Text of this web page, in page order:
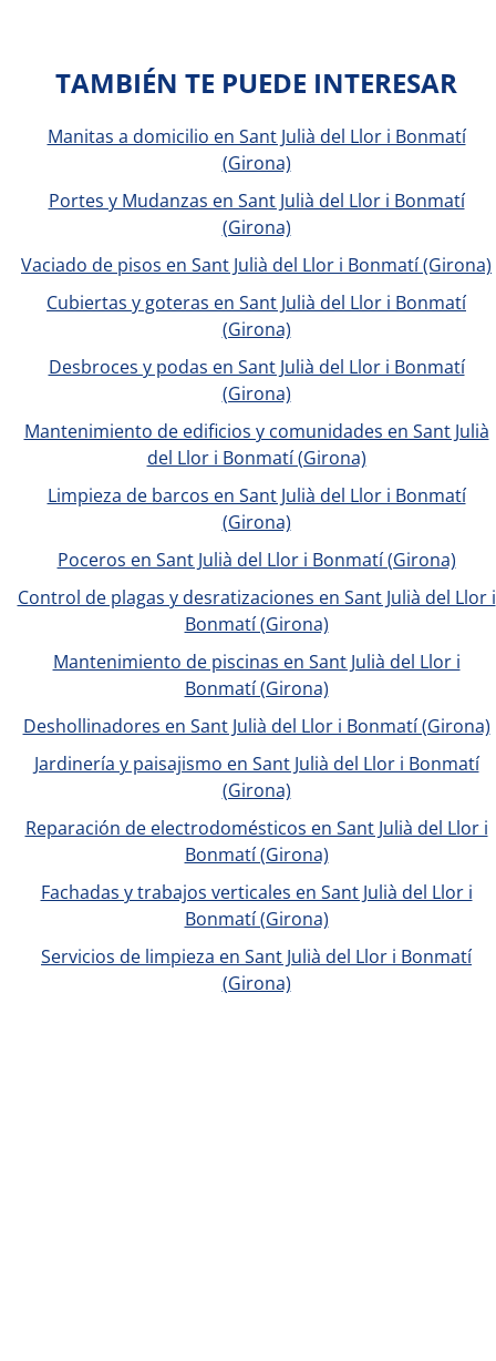
TAMBIÉN TE PUEDE INTERESAR
Manitas a domicilio en Sant Julià del Llor i Bonmatí
(Girona)
Portes y Mudanzas en Sant Julià del Llor i Bonmatí
(Girona)
Vaciado de pisos en Sant Julià del Llor i Bonmatí (Girona)
Cubiertas y goteras en Sant Julià del Llor i Bonmatí
(Girona)
Desbroces y podas en Sant Julià del Llor i Bonmatí
(Girona)
Mantenimiento de edificios y comunidades en Sant Julià
del Llor i Bonmatí (Girona)
Limpieza de barcos en Sant Julià del Llor i Bonmatí
(Girona)
Poceros en Sant Julià del Llor i Bonmatí (Girona)
Control de plagas y desratizaciones en Sant Julià del Llor i
Bonmatí (Girona)
Mantenimiento de piscinas en Sant Julià del Llor i
Bonmatí (Girona)
Deshollinadores en Sant Julià del Llor i Bonmatí (Girona)
Jardinería y paisajismo en Sant Julià del Llor i Bonmatí
(Girona)
Reparación de electrodomésticos en Sant Julià del Llor i
Bonmatí (Girona)
Fachadas y trabajos verticales en Sant Julià del Llor i
Bonmatí (Girona)
Servicios de limpieza en Sant Julià del Llor i Bonmatí
(Girona)